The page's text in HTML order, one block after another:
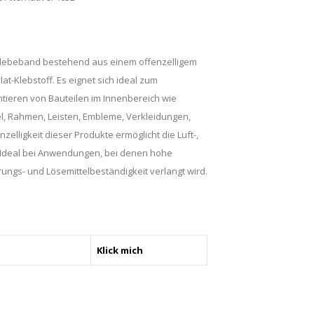
bestehend aus einem offenzelligem
Klebstoff. Es eignet sich ideal zum
von Bauteilen im Innenbereich wie
Rahmen, Leisten, Embleme, Verkleidungen,
dieser Produkte ermöglicht die Luft-,
bei Anwendungen, bei denen hohe
und Lösemittelbeständigkeit verlangt wird.
Klick mich